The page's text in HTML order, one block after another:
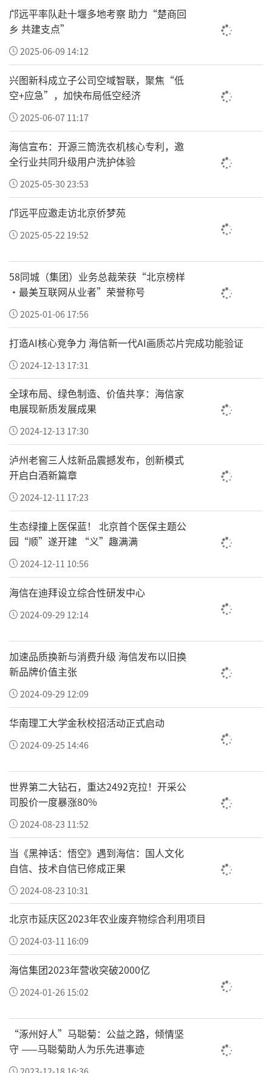
邝远平率队赴十堰多地考察 助力“楚商回
乡 共建支点”
2025-06-09 14:12
兴图新科成立子公司空域智联，聚焦“低
空+应急”，加快布局低空经济
2025-06-07 11:17
海信宣布：开源三筒洗衣机核心专利，邀
全行业共同升级用户洗护体验
2025-05-30 23:53
邝远平应邀走访北京侨梦苑
2025-05-22 19:52
58同城（集团）业务总裁荣获“北京榜样
·最美互联网从业者”荣誉称号
2025-01-06 17:56
打造AI核心竞争力 海信新一代AI画质芯片完成功能验证
2024-12-13 17:31
全球布局、绿色制造、价值共享：海信家
电展现新质发展成果
2024-12-13 17:30
泸州老窖三人炫新品震撼发布，创新模式
开启白酒新篇章
2024-12-11 17:23
生态绿撞上医保蓝！ 北京首个医保主题公
园“顺”遂开建 “义”趣满满
2024-12-11 10:56
海信在迪拜设立综合性研发中心
2024-09-29 12:14
加速品质换新与消费升级 海信发布以旧换
新品牌价值主张
2024-09-29 12:09
华南理工大学金秋校招活动正式启动
2024-09-25 14:46
世界第二大钻石，重达2492克拉！开采公
司股价一度暴涨80%
2024-08-23 11:52
当《黑神话：悟空》遇到海信：国人文化
自信、技术自信已修成正果
2024-08-23 10:31
北京市延庆区2023年农业废弃物综合利用项目
2024-03-11 16:09
海信集团2023年营收突破2000亿
2024-01-26 15:02
“涿州好人”马聪菊：公益之路，倾情坚
守 ——马聪菊助人为乐先进事迹